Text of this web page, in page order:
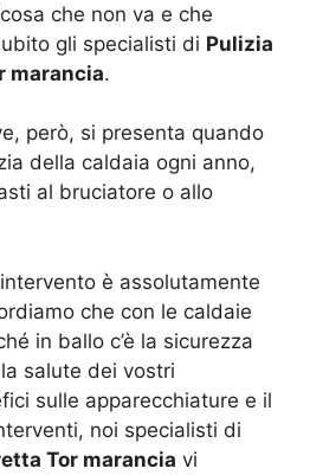
che non va e che
gli specialisti di Pulizia
marancia.
però, si presenta quando
della caldaia ogni anno,
al bruciatore o allo
è assolutamente
che con le caldaie
in ballo c’è la sicurezza
salute dei vostri
sulle apparecchiature e il
noi specialisti di
Tor marancia vi